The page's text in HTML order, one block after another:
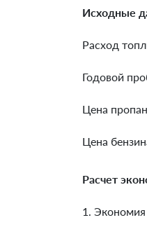
Исходные
Расход
Годовой
Цена
Цена
Расчет
1. Экономия